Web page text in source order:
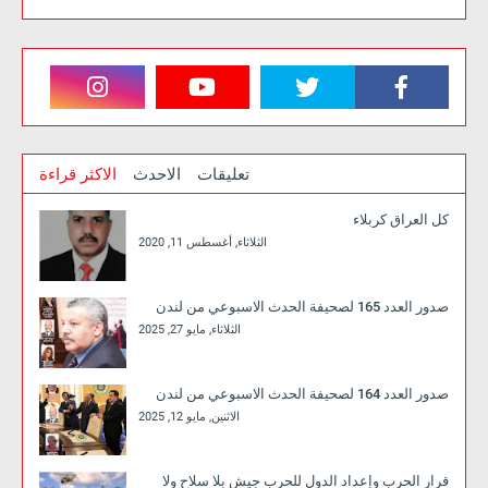
الاكثر قراءة الاحدث تعليقات
كل العراق كربلاء
الثلاثاء, أغسطس 11, 2020
صدور العدد 165 لصحيفة الحدث الاسبوعي من لندن
الثلاثاء, مايو 27, 2025
صدور العدد 164 لصحيفة الحدث الاسبوعي من لندن
الاثنين, مايو 12, 2025
قرار الحرب وإعداد الدول للحرب جيش بلا سلاح ولا